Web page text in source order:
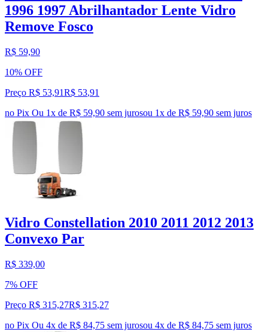
1996 1997 Abrilhantador Lente Vidro
Remove Fosco
R$ 59,90
10% OFF
Preço R$ 53,91R$ 53,91
no Pix Ou 1x de R$ 59,90 sem jurosou 1x de R$ 59,90 sem juros
Vidro Constellation 2010 2011 2012 2013
Convexo Par
R$ 339,00
7% OFF
Preço R$ 315,27R$ 315,27
no Pix Ou 4x de R$ 84,75 sem jurosou 4x de R$ 84,75 sem juros